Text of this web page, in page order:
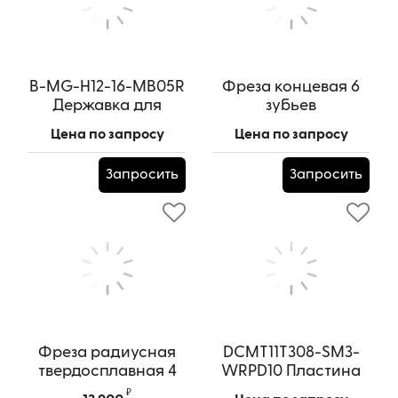
B-MG-H12-16-MB05R
Державка для
в отверстиях
B-MG-H12-16-MB05R
Цена по запросу
Запросить
Фреза концевая 6
зубьев
Co
HSS-Co-28x45x121
Цена по запросу
Запросить
Фреза радиусная
твердосплавная 4
зуба, HRC 55,
₽
DCMT11T308-SM3-
WRPD10 Пластина